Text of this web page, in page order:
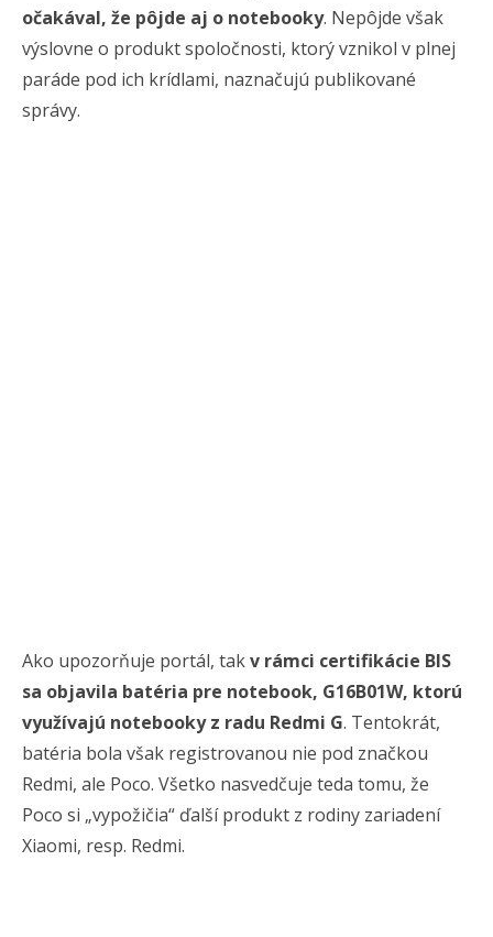
očakával, že pôjde aj o notebooky. Nepôjde však
výslovne o produkt spoločnosti, ktorý vznikol v plnej
paráde pod ich krídlami, naznačujú publikované
správy.
Ako upozorňuje portál, takv rámci certifikácie BIS
sa objavila batéria pre notebook, G16B01W, ktorú
využívajú notebooky z radu Redmi G. Tentokrát,
batéria bola však registrovanou nie pod značkou
Redmi, ale Poco. Všetko nasvedčuje teda tomu, že
Poco si „vypožičia“ ďalší produkt z rodiny zariadení
Xiaomi, resp. Redmi.